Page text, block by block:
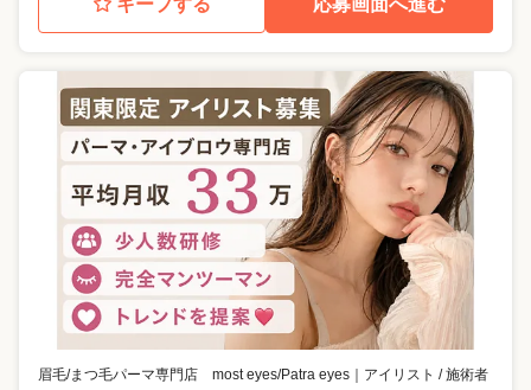
キープする 応募画面へ進む
眉毛/まつ毛パーマ専門店 most eyes/Patra eyes ｜ アイリスト / 施術者